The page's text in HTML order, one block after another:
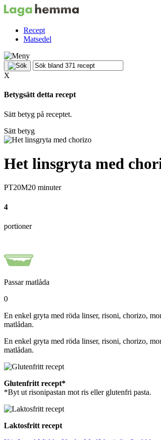
Recept
Matsedel
X
Betygsätt detta recept
Sätt betyg på receptet.
Sätt betyg
Het linsgryta med
PT20M20 minuter
4
portioner
Passar matlåda
0
En enkel gryta med röda linser, risoni, chorizo,
matlådan.
En enkel gryta med röda linser, risoni, chorizo,
matlådan.
Glutenfritt recept*
*Byt ut risonipastan mot ris eller glutenfri pasta.
Laktosfritt recept